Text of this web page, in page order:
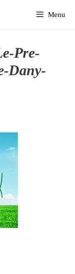
Menu
Pre-
Dany-